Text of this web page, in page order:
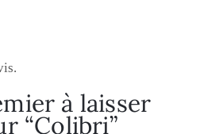
à laisser
“Colibri”